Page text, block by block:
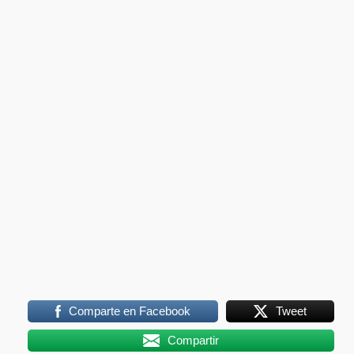
Comparte en Facebook Tweet
Compartir